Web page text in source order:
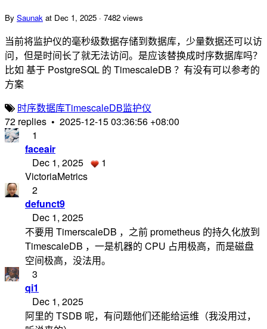
By Saunak at Dec 1, 2025 · 7482 views
当前将监护仪的毫秒级数据存储到数据库，少量数据还可以访
问，但是时间长了就无法访问。是应该替换成时序数据库吗？
比如 基于 PostgreSQL 的 TimescaleDB ？有没有可以参考的
方案
时序数据库TimescaleDB监护仪
72 replies • 2025-12-15 03:36:56 +08:00
1
faceair
Dec 1, 2025
1
VictoriaMetrics
2
defunct9
Dec 1, 2025
不要用 TimerscaleDB ，之前 prometheus 的持久化放到
TimescaleDB ，一是机器的 CPU 占用极高，而是磁盘
空间极高，没法用。
3
qi1
Dec 1, 2025
阿里的 TSDB 呢，有问题他们还能给运维（我没用过，